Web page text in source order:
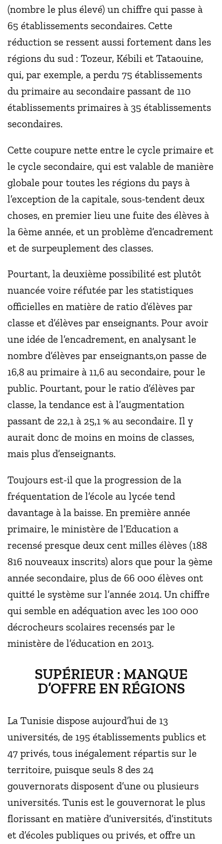
(nombre le plus élevé) un chiffre qui passe à
65 établissements secondaires. Cette
réduction se ressent aussi fortement dans les
régions du sud : Tozeur, Kébili et Tataouine,
qui, par exemple, a perdu 75 établissements
du primaire au secondaire passant de 110
établissements primaires à 35 établissements
secondaires.
Cette coupure nette entre le cycle primaire et
le cycle secondaire, qui est valable de manière
globale pour toutes les régions du pays à
l’exception de la capitale, sous-tendent deux
choses, en premier lieu une fuite des élèves à
la 6ème année, et un problème d’encadrement
et de surpeuplement des classes.
Pourtant, la deuxième possibilité est plutôt
nuancée voire réfutée par les statistiques
officielles en matière de ratio d’élèves par
classe et d’élèves par enseignants. Pour avoir
une idée de l’encadrement, en analysant le
nombre d’élèves par enseignants,on passe de
16,8 au primaire à 11,6 au secondaire, pour le
public. Pourtant, pour le ratio d’élèves par
classe, la tendance est à l’augmentation
passant de 22,1 à 25,1 % au secondaire. Il y
aurait donc de moins en moins de classes,
mais plus d’enseignants.
Toujours est-il que la progression de la
fréquentation de l’école au lycée tend
davantage à la baisse. En première année
primaire, le ministère de l’Education a
recensé presque deux cent milles élèves (188
816 nouveaux inscrits) alors que pour la 9ème
année secondaire, plus de 66 000 élèves ont
quitté le système sur l’année 2014. Un chiffre
qui semble en adéquation avec les 100 000
décrocheurs scolaires recensés par le
ministère de l’éducation en 2013.
SUPÉRIEUR : MANQUE
D’OFFRE EN RÉGIONS
La Tunisie dispose aujourd’hui de 13
universités, de 195 établissements publics et
47 privés, tous inégalement répartis sur le
territoire, puisque seuls 8 des 24
gouvernorats disposent d’une ou plusieurs
universités. Tunis est le gouvernorat le plus
florissant en matière d’universités, d’instituts
et d’écoles publiques ou privés, et offre un